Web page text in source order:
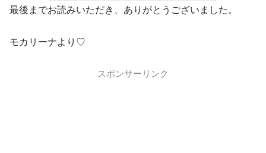
最後までお読みいただき、ありがとうございました。
モカリーナより♡
スポンサーリンク